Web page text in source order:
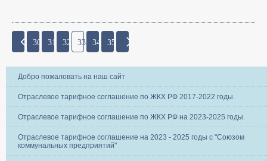
30 31 32 33 34 35
Добро пожаловать на наш сайт
Отраслевое тарифное соглашение по ЖКХ РФ 2017-2022 годы.
Отраслевое тарифное соглашение по ЖКХ РФ на 2023-2025 годы.
Отраслевое тарифное соглашение на 2023 - 2025 годы с "Союзом
коммунальных предприятий"